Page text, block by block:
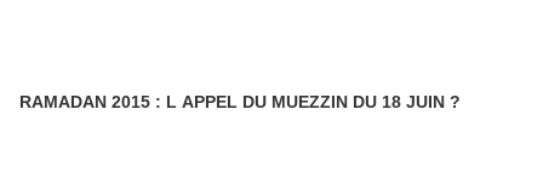
RAMADAN 2015 : L APPEL DU MUEZZIN DU 18 JUIN ?